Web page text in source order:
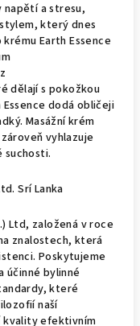
napětí a stresu,
který dnes
Earth Essence
dělají s pokožkou
Essence dodá obličeji
Masážní krém
vyhlazuje
suchosti.
Srí Lanka
Ltd, založená v roce
znalostech, která
Poskytujeme
účinné bylinné
které
naší
kvality efektivním